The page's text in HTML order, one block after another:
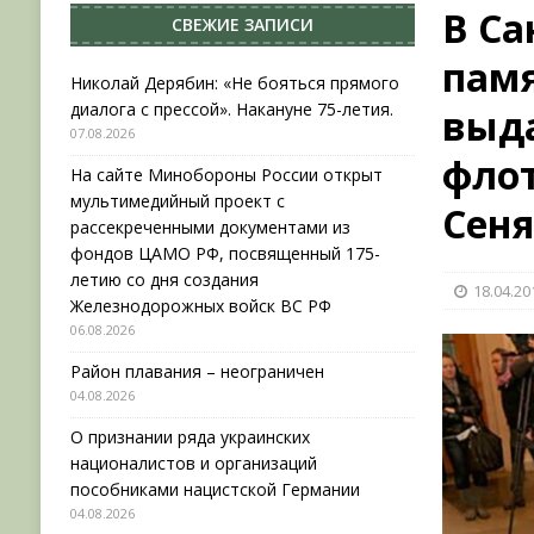
[ 04.08.2026 ] Район плавания – неограничен
[ 04.08.2026 ]
О признании ряда украинских
НОВОСТИ
[ 31.07.2026 ] АВГУСТ В ВОЕННОЙ ИСТОРИИ
[ 07.08.2026 ]
Николай Дерябин: «Не бояться
В
СВЕЖИЕ ЗАПИСИ
Николай Дерябин: «Не бояться прямого
диалога с прессой». Накануне 75-летия.
07.08.2026
На сайте Минобороны России открыт
мультимедийный проект с
рассекреченными документами из
фондов ЦАМО РФ, посвященный 175-
летию со дня создания
Железнодорожных войск ВС РФ
06.08.2026
Район плавания – неограничен
04.08.2026
О признании ряда украинских
националистов и организаций
пособниками нацистской Германии
04.08.2026